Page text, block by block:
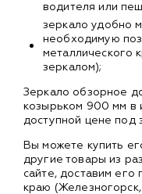
водителя или
зеркало удобно
необходимую
металлического
зеркалом);
Зеркало обзорное
козырьком 900 мм в
доступной цене под
Вы можете купить
другие товары из
сайте, доставим его
краю (Железногорск,